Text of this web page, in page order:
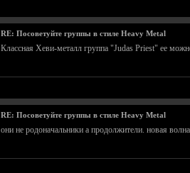
RE: Посоветуйте группы в стиле Heavy Metal
Классная Хеви-металл группа "Judas Priest" ее
RE: Посоветуйте группы в стиле Heavy Metal
они не родоначальники а продолжители. новая